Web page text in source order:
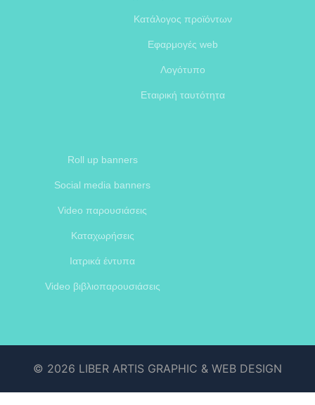
Κατάλογος προϊόντων
Εφαρμογές web
Λογότυπο
Εταιρική ταυτότητα
Roll up banners
Social media banners
Video παρουσιάσεις
Καταχωρήσεις
Ιατρικά έντυπα
Video βιβλιοπαρουσιάσεις
© 2026 LIBER ARTIS GRAPHIC & WEB DESIGN